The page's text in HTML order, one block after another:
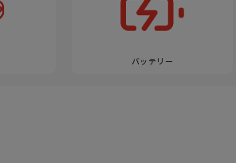
バッテリー